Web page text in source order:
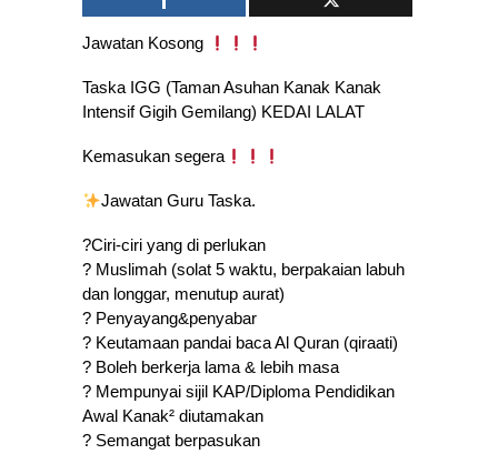
Jawatan Kosong
Taska IGG (Taman Asuhan Kanak Kanak
Intensif Gigih Gemilang) KEDAI LALAT
Kemasukan segera
Jawatan Guru Taska.
?Ciri-ciri yang di perlukan
? Muslimah (solat 5 waktu, berpakaian labuh
dan longgar, menutup aurat)
? Penyayang&penyabar
? Keutamaan pandai baca Al Quran (qiraati)
? Boleh berkerja lama & lebih masa
? Mempunyai sijil KAP/Diploma Pendidikan
Awal Kanak² diutamakan
? Semangat berpasukan